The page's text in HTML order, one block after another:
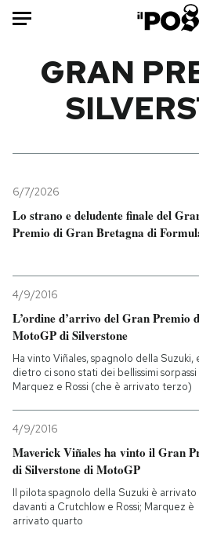
Mondo
Tecnologia
Internet
Economia
Sport
PODCAST
NEWSLETTER
I MIEI PREFERITI
GRAN
6/7/2026
Lo strano e deludente finale del
Premio di Gran Bretagna di
4/9/2016
L’ordine d’arrivo del Gran Premio
MotoGP di Silverstone
Ha vinto Viñales, spagnolo della Suzuki,
dietro ci sono stati dei bellissimi
Marquez e Rossi (che è arrivato terzo)
4/9/2016
Maverick Viñales ha vinto il Gran
di Silverstone di MotoGP
Il pilota spagnolo della Suzuki è arrivato
davanti a Crutchlow e Rossi; Marquez è
arrivato quarto